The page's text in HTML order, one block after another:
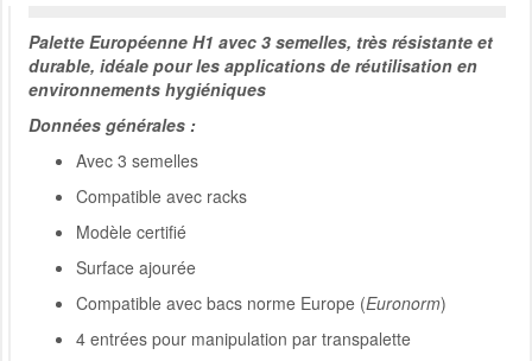
Palette Européenne H1 avec 3 semelles, très résistante et
durable, idéale pour les applications de réutilisation en
environnements hygiéniques
Données générales :
Avec 3 semelles
Compatible avec racks
Modèle certifié
Surface ajourée
Compatible avec bacs norme Europe (Euronorm)
4 entrées pour manipulation par transpalette